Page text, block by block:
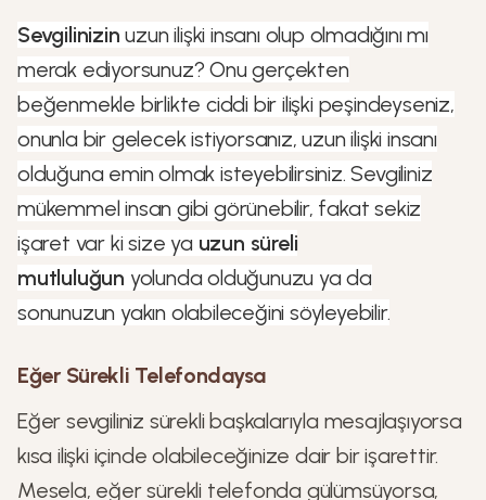
Sevgilinizin uzun ilişki insanı olup olmadığını mı
merak ediyorsunuz? Onu gerçekten
beğenmekle birlikte ciddi bir ilişki peşindeyseniz,
onunla bir gelecek istiyorsanız, uzun ilişki insanı
olduğuna emin olmak isteyebilirsiniz. Sevgiliniz
mükemmel insan gibi görünebilir, fakat sekiz
işaret var ki size ya uzun süreli
mutluluğun yolunda olduğunuzu ya da
sonunuzun yakın olabileceğini söyleyebilir.
Eğer Sürekli Telefondaysa
Eğer sevgiliniz sürekli başkalarıyla mesajlaşıyorsa
kısa ilişki içinde olabileceğinize dair bir işarettir.
Mesela, eğer sürekli telefonda gülümsüyorsa,